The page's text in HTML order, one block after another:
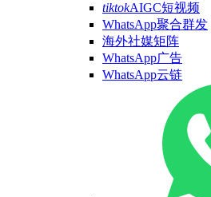
tiktokAIGC短视频
WhatsApp聚合群发
海外社媒矩阵
WhatsApp广告
WhatsApp云链